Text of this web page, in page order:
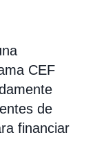
CEF
de
financiar